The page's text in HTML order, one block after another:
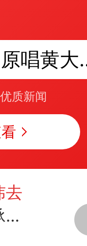
《你把
质新闻
去